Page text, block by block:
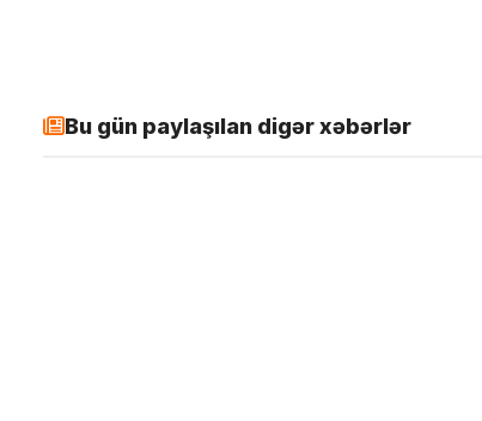
Bu gün paylaşılan digər xəbərlər